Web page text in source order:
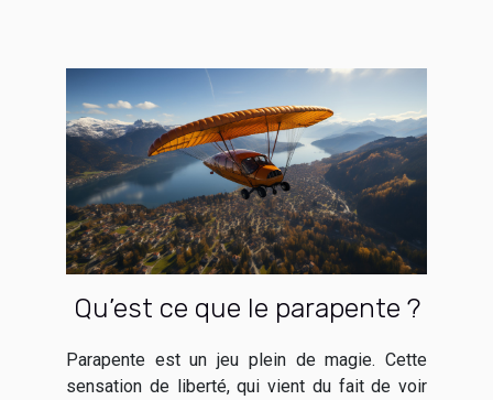
Qu’est ce que le parapente ?
Parapente est un jeu plein de magie. Cette
sensation de liberté, qui vient du fait de voir